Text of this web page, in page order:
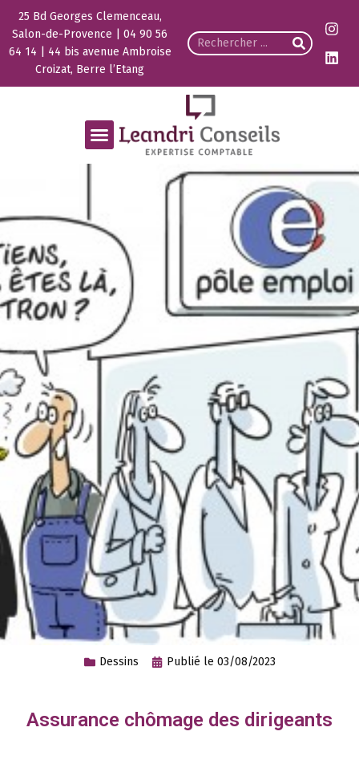
25 Bd Georges Clemenceau,
Salon-de-Provence | 04 90 56
64 14 | 44 bis avenue Ambroise
Croizat, Berre l’Etang
Dessins Publié le 03/08/2023
Assurance chômage des dirigeants